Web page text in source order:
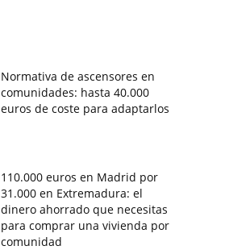
Normativa de ascensores en
comunidades: hasta 40.000
euros de coste para adaptarlos
110.000 euros en Madrid por
31.000 en Extremadura: el
dinero ahorrado que necesitas
para comprar una vivienda por
comunidad